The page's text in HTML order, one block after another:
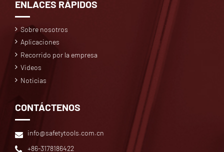
ENLACES RÁPIDOS
Sobre nosotros
Aplicaciones
Recorrido por la empresa
Videos
Noticias
CONTÁCTENOS
info@safetytools.com.cn
+86-3178186422